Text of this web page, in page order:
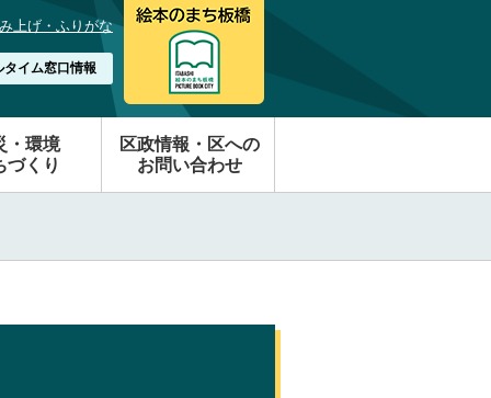
上げ・ふりがな
タイム窓口情報
・環境
づくり
区政情報・区への
お問い合わせ